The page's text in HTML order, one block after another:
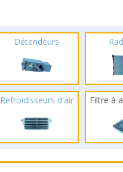
Détendeurs
Refroidisseurs d'air Filtre à